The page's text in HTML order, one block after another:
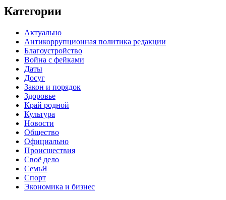
Категории
Актуально
Антикоррупционная политика редакции
Благоустройство
Война с фейками
Даты
Досуг
Закон и порядок
Здоровье
Край родной
Культура
Новости
Общество
Официально
Происшествия
Своё дело
СемьЯ
Спорт
Экономика и бизнес